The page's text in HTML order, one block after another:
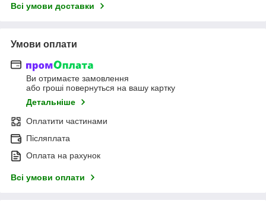
Всі умови доставки
Умови оплати
Ви отримаєте замовлення
або гроші повернуться на вашу картку
Детальніше
Оплатити частинами
Післяплата
Оплата на рахунок
Всі умови оплати